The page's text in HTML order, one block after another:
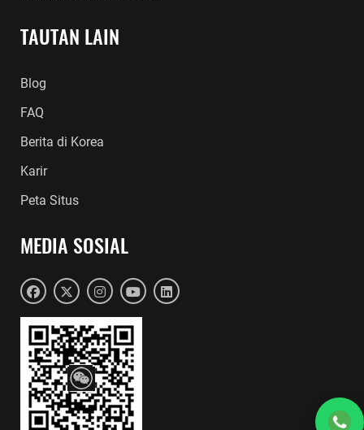
TAUTAN LAIN
Blog
FAQ
Berita di Korea
Karir
Peta Situs
MEDIA SOSIAL